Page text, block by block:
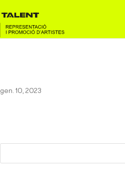
gen. 10, 2023